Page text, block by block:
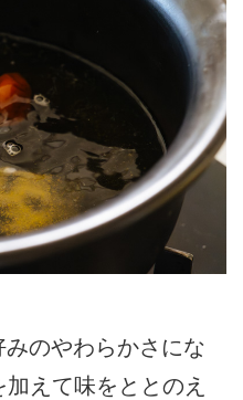
のやわらかさにな
えて味をととのえ